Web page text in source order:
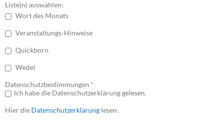
Liste(n) auswählen:
Wort des Monats
Veranstaltungs-Hinweise
Quickborn
Wedel
Datenschutzbestimmungen *
Ich habe die Datenschutzerklärung gelesen.
Hier die Datenschutzerklärung lesen.